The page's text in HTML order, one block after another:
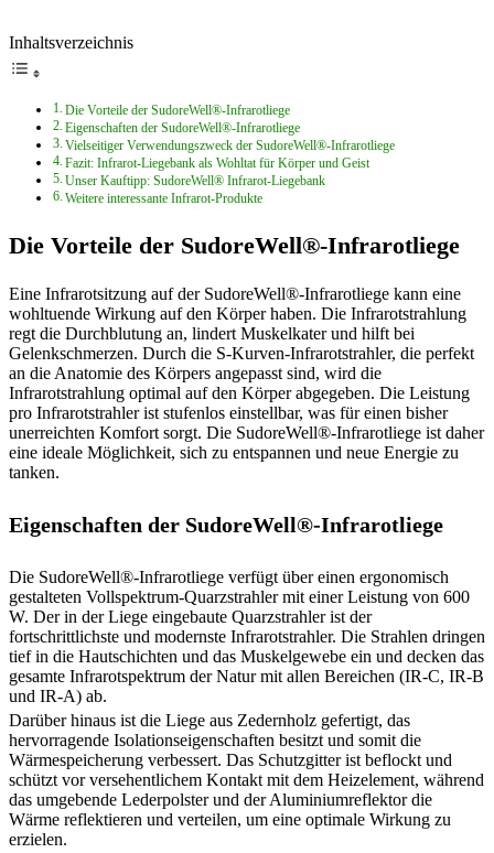
Inhaltsverzeichnis
Die Vorteile der SudoreWell®-Infrarotliege
Eigenschaften der SudoreWell®-Infrarotliege
Vielseitiger Verwendungszweck der SudoreWell®-Infrarotliege
Fazit: Infrarot-Liegebank als Wohltat für Körper und Geist
Unser Kauftipp: SudoreWell® Infrarot-Liegebank
Weitere interessante Infrarot-Produkte
Die Vorteile der SudoreWell®-Infrarotliege
Eine Infrarotsitzung auf der SudoreWell®-Infrarotliege kann eine
wohltuende Wirkung auf den Körper haben. Die Infrarotstrahlung
regt die Durchblutung an, lindert Muskelkater und hilft bei
Gelenkschmerzen. Durch die S-Kurven-Infrarotstrahler, die perfekt
an die Anatomie des Körpers angepasst sind, wird die
Infrarotstrahlung optimal auf den Körper abgegeben. Die Leistung
pro Infrarotstrahler ist stufenlos einstellbar, was für einen bisher
unerreichten Komfort sorgt. Die SudoreWell®-Infrarotliege ist daher
eine ideale Möglichkeit, sich zu entspannen und neue Energie zu
tanken.
Eigenschaften der SudoreWell®-Infrarotliege
Die SudoreWell®-Infrarotliege verfügt über einen ergonomisch
gestalteten Vollspektrum-Quarzstrahler mit einer Leistung von 600
W. Der in der Liege eingebaute Quarzstrahler ist der
fortschrittlichste und modernste Infrarotstrahler. Die Strahlen dringen
tief in die Hautschichten und das Muskelgewebe ein und decken das
gesamte Infrarotspektrum der Natur mit allen Bereichen (IR-C, IR-B
und IR-A) ab.
Darüber hinaus ist die Liege aus Zedernholz gefertigt, das
hervorragende Isolationseigenschaften besitzt und somit die
Wärmespeicherung verbessert. Das Schutzgitter ist beflockt und
schützt vor versehentlichem Kontakt mit dem Heizelement, während
das umgebende Lederpolster und der Aluminiumreflektor die
Wärme reflektieren und verteilen, um eine optimale Wirkung zu
erzielen.